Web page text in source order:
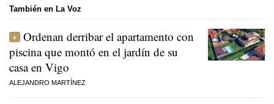
También en La Voz
Ordenan derribar el apartamento con
piscina que montó en el jardín de su
casa en Vigo
ALEJANDRO MARTÍNEZ